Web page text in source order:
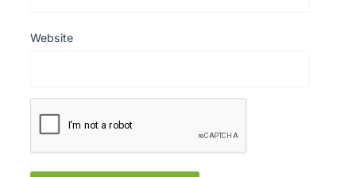
Website